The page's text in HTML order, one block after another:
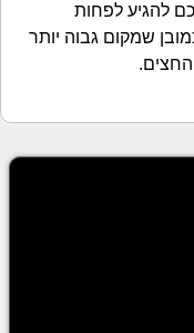
להגיע לפחות
שמקום גבוה יותר
החצים.